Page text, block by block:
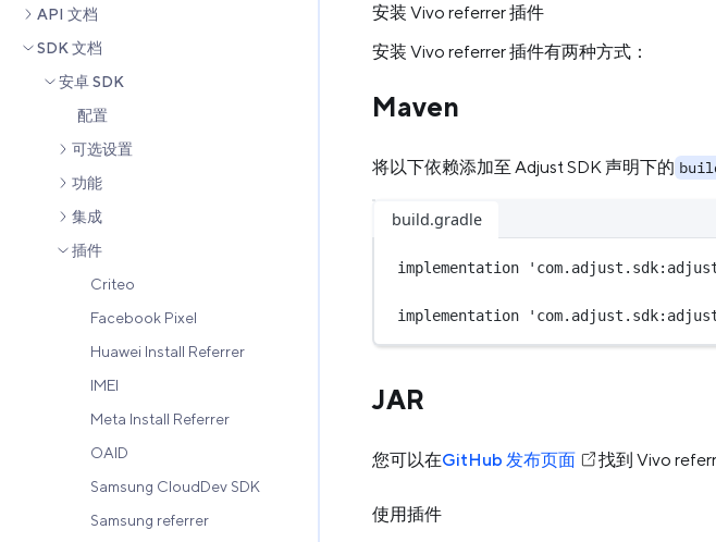
API 文档
SDK 文档
安卓 SDK
配置
可选设置
功能
集成
插件
Criteo
Facebook Pixel
Huawei Install Referrer
IMEI
Meta Install Referrer
OAID
Samsung CloudDev SDK
Samsung referrer
安装 Vivo referrer 插件
安装 Vivo referrer 插件有两种方式：
Maven
将以下依赖添加至 Adjust SDK 声明下的
build.gradle
implementation
implementation
JAR
您可以在GitHub 发布页面 找到 Vivo
使用插件